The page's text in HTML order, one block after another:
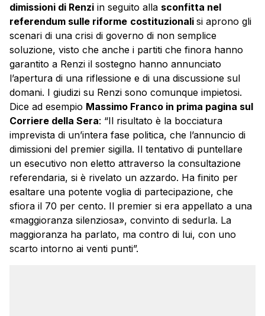
dimissioni di Renzi in seguito alla sconfitta nel
referendum sulle riforme costituzionali si aprono gli
scenari di una crisi di governo di non semplice
soluzione, visto che anche i partiti che finora hanno
garantito a Renzi il sostegno hanno annunciato
l’apertura di una riflessione e di una discussione sul
domani. I giudizi su Renzi sono comunque impietosi.
Dice ad esempio Massimo Franco in prima pagina sul
Corriere della Sera: “Il risultato è la bocciatura
imprevista di un’intera fase politica, che l’annuncio di
dimissioni del premier sigilla. Il tentativo di puntellare
un esecutivo non eletto attraverso la consultazione
referendaria, si è rivelato un azzardo. Ha finito per
esaltare una potente voglia di partecipazione, che
sfiora il 70 per cento. Il premier si era appellato a una
«maggioranza silenziosa», convinto di sedurla. La
maggioranza ha parlato, ma contro di lui, con uno
scarto intorno ai venti punti”.